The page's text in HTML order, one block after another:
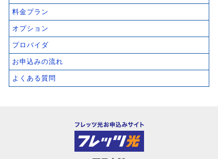
料金プラン
オプション
プロバイダ
お申込みの流れ
よくある質問